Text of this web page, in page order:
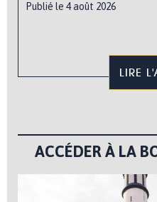
Publié le 4 août 2026
LIRE
ACCÉDER À LA